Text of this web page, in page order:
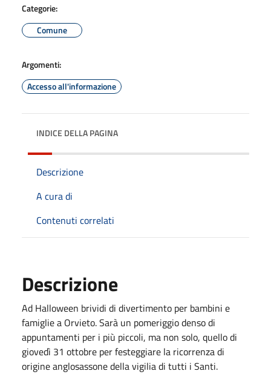
Categorie:
Comune
Argomenti:
Accesso all'informazione
INDICE DELLA PAGINA
Descrizione
A cura di
Contenuti correlati
Descrizione
Ad Halloween brividi di divertimento per bambini e
famiglie a Orvieto. Sarà un pomeriggio denso di
appuntamenti per i più piccoli, ma non solo, quello di
giovedì 31 ottobre per festeggiare la ricorrenza di
origine anglosassone della vigilia di tutti i Santi.